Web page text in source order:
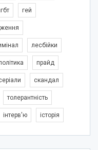
гей
лесбійки
прайд
скандал
толерантність
інтерв'ю історія